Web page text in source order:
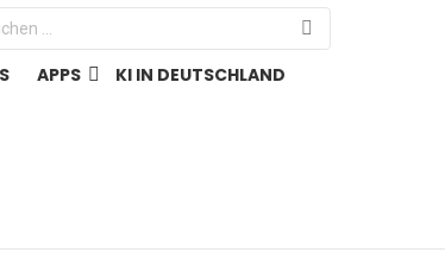
APPS
KI IN DEUTSCHLAND